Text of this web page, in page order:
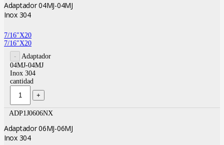
Adaptador 04MJ-04MJ
Inox 304
7/16″X20
7/16″X20
Adaptador
04MJ-04MJ
Inox 304
cantidad
ADP1J0606NX
Adaptador 06MJ-06MJ
Inox 304